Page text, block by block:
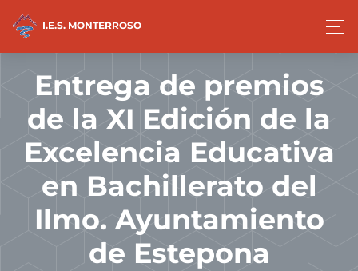
I.E.S. MONTERROSO
Entrega de premios
de la XI Edición de la
Excelencia Educativa
en Bachillerato del
Ilmo. Ayuntamiento
de Estepona